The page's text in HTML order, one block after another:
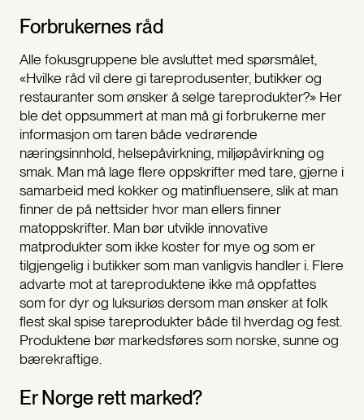
Forbrukernes råd
Alle fokusgruppene ble avsluttet med spørsmålet,
«Hvilke råd vil dere gi tareprodusenter, butikker og
restauranter som ønsker å selge tareprodukter?» Her
ble det oppsummert at man må gi forbrukerne mer
informasjon om taren både vedrørende
næringsinnhold, helsepåvirkning, miljøpåvirkning og
smak. Man må lage flere oppskrifter med tare, gjerne i
samarbeid med kokker og matinfluensere, slik at man
finner de på nettsider hvor man ellers finner
matoppskrifter. Man bør utvikle innovative
matprodukter som ikke koster for mye og som er
tilgjengelig i butikker som man vanligvis handler i. Flere
advarte mot at tareproduktene ikke må oppfattes
som for dyr og luksuriøs dersom man ønsker at folk
flest skal spise tareprodukter både til hverdag og fest.
Produktene bør markedsføres som norske, sunne og
bærekraftige.
Er Norge rett marked?